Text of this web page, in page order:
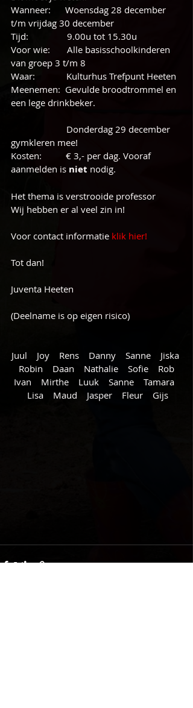
Wanneer:      Woensdag 28 december
t/m vrijdag 30 december
Tijd:                9.00u tot 15.30u
Voor wie:       Alle basisschoolkinderen
van groep 3 t/m 8
Waar:             Kulturhus Trefpunt Heeten
Meenemen:  Gevulde broodtrommel en
een lege drinkbeker.
gymkleren mee!
Kosten:          € 3,- per dag. Vooraf
aanmelden is niet nodig.
Het thema is verstrooide professor
Wij hebben er al veel zin in!
Voor contact informatie klik hier!
Tot dan!
Juventa Heeten
(Deelname is op eigen risico)
Juul    Joy    Rens    Danny    Sanne    Jiska
   Robin    Daan    Nathalie    Sofie    Rob
Ivan    Mirthe    Luuk    Sanne    Tamara
Lisa    Maud    Jasper    Fleur    Gijs